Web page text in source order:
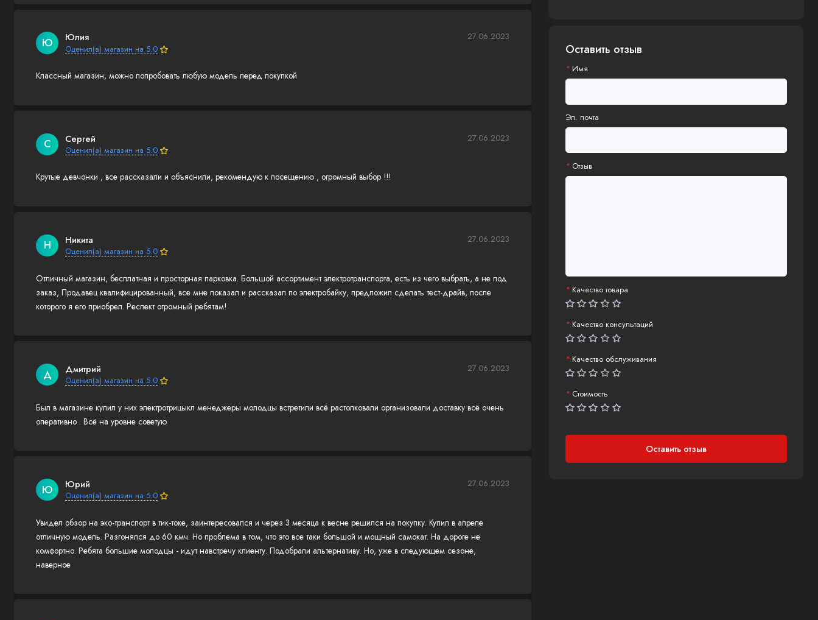
Ю Юлия
Оценил(а) магазин на 5.0
27.06.2023
Классный магазин, можно попробовать любую модель перед покупкой
С Сергей
Оценил(а) магазин на 5.0
27.06.2023
Крутые девчонки , все рассказали и объяснили, рекомендую к посещению , огромный выбор !!!
Н Никита
Оценил(а) магазин на 5.0
27.06.2023
Отличный магазин, бесплатная и просторная парковка. Большой ассортимент электротранспорта, есть из чего выбрать, а не под
заказ, Продавец квалифицированный, все мне показал и рассказал по электробайку, предложил сделать тест-драйв, после
которого я его приобрел. Респект огромный ребятам!
Д Дмитрий
Оценил(а) магазин на 5.0
27.06.2023
Был в магазине купил у них электротрицыкл менеджеры молодцы встретили всё растолковали организовали доставку всё очень
оперативно . Всё на уровне советую
Ю Юрий
Оценил(а) магазин на 5.0
27.06.2023
Увидел обзор на эко-транспорт в тик-токе, заинтересовался и через 3 месяца к весне решился на покупку. Купил в апреле
отличную модель. Разгонялся до 60 кмч. Но проблема в том, что это все таки большой и мощный самокат. На дороге не
комфортно. Ребята большие молодцы - идут навстречу клиенту. Подобрали альтернативу. Но, уже в следующем сезоне,
наверное
Оставить отзыв
Имя
Эл. почта
Отзыв
Качество товара
Качество консультаций
Качество обслуживания
Стоимость
Оставить отзыв